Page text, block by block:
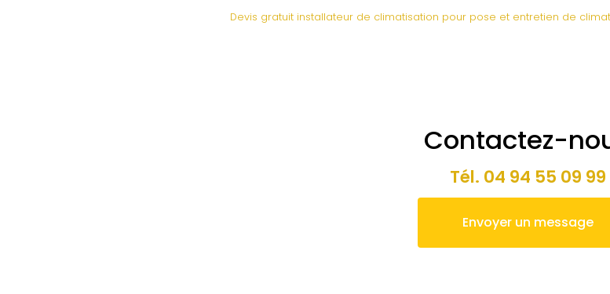
Devis gratuit installateur de climatisation pour pose et entretien de
Contactez-
Tél. 04 94 55 09 99
Envoyer un message